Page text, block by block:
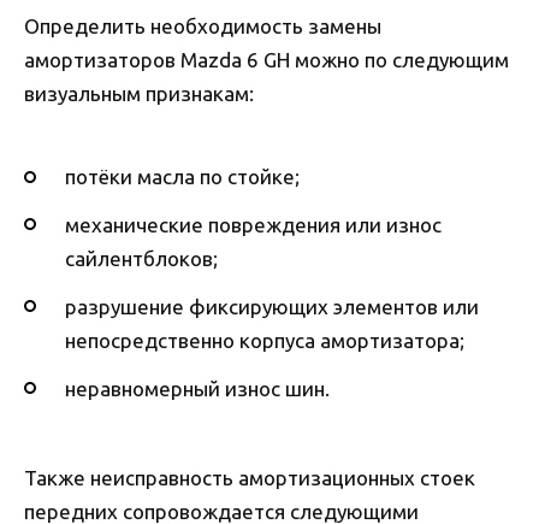
Определить необходимость замены
амортизаторов Mazda 6 GH можно по следующим
визуальным признакам:
потёки масла по стойке;
механические повреждения или износ
сайлентблоков;
разрушение фиксирующих элементов или
непосредственно корпуса амортизатора;
неравномерный износ шин.
Также неисправность амортизационных стоек
передних сопровождается следующими